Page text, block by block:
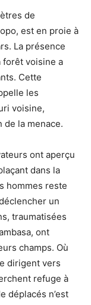
de
est en proie à
La présence
forêt voisine a
Cette
les
voisine,
de la menace.
ont aperçu
dans la
hommes reste
un
traumatisées
ont
champs. Où
dirigent vers
refuge à
déplacés n’est